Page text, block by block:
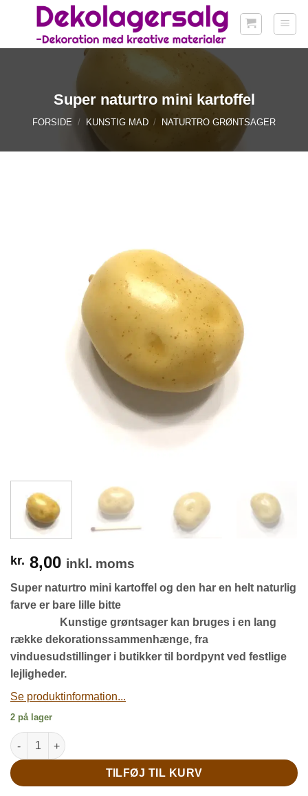
Super naturtro mini kartoffel
FORSIDE / KUNSTIG MAD / NATURTRO GRØNTSAGER
kr. 8,00 inkl. moms
Super naturtro mini kartoffel og den har en helt naturlig
farve er bare lille bitte
Kunstige grøntsager kan bruges i en lang
række dekorationssammenhænge, fra
vinduesudstillinger i butikker til bordpynt ved festlige
lejligheder.
Se produktinformation...
2 på lager
Super naturtro mini kartoffel antal
TILFØJ TIL KURV